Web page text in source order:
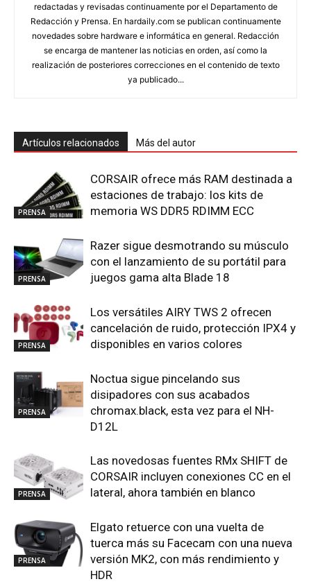
redactadas y revisadas continuamente por el Departamento de
Redacción y Prensa. En hardaily.com se publican continuamente
novedades sobre hardware e informática en general. Redacción
se encarga de mantener las noticias en orden, así como la
realización de posteriores correcciones en el contenido de texto
ya publicado...
Artículos relacionados Más del autor
PRENSA
CORSAIR ofrece más RAM destinada a
estaciones de trabajo: los kits de
memoria WS DDR5 RDIMM ECC
PRENSA
Razer sigue desmotrando su músculo
con el lanzamiento de su portátil para
juegos gama alta Blade 18
PRENSA
Los versátiles AIRY TWS 2 ofrecen
cancelación de ruido, protección IPX4 y
disponibles en varios colores
PRENSA
Noctua sigue pincelando sus
disipadores con sus acabados
chromax.black, esta vez para el NH-
D12L
PRENSA
Las novedosas fuentes RMx SHIFT de
CORSAIR incluyen conexiones CC en el
lateral, ahora también en blanco
PRENSA
Elgato retuerce con una vuelta de
tuerca más su Facecam con una nueva
versión MK2, con más rendimiento y
HDR